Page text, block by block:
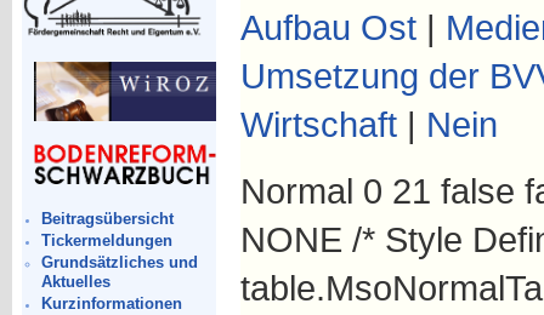
Beitragsübersicht
Tickermeldungen
Grundsätzliches und
Aktuelles
Kurzinformationen
Aufbau Ost|
Umsetzung der
Wirtschaft| Nein
Normal 0 21 false
NONE /* Style